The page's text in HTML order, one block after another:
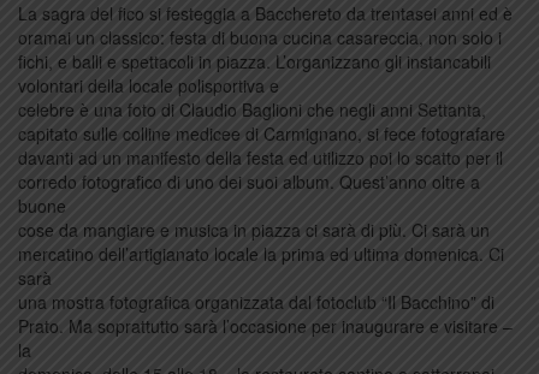
La sagra del fico si festeggia a Bacchereto da trentasei anni ed è
oramai un classico: festa di buona cucina casareccia, non solo i
fichi, e balli e spettacoli in piazza. L’organizzano gli instancabili
volontari della locale polisportiva e
celebre è una foto di Claudio Baglioni che negli anni Settanta,
capitato sulle colline medicee di Carmignano, si fece fotografare
davanti ad un manifesto della festa ed utilizzo poi lo scatto per il
corredo fotografico di uno dei suoi album. Quest’anno oltre a
buone
cose da mangiare e musica in piazza ci sarà di più. Ci sarà un
mercatino dell’artigianato locale la prima ed ultima domenica. Ci
sarà
una mostra fotografica organizzata dal fotoclub “Il Bacchino” di
Prato. Ma soprattutto sarà l’occasione per inaugurare e visitare –
la